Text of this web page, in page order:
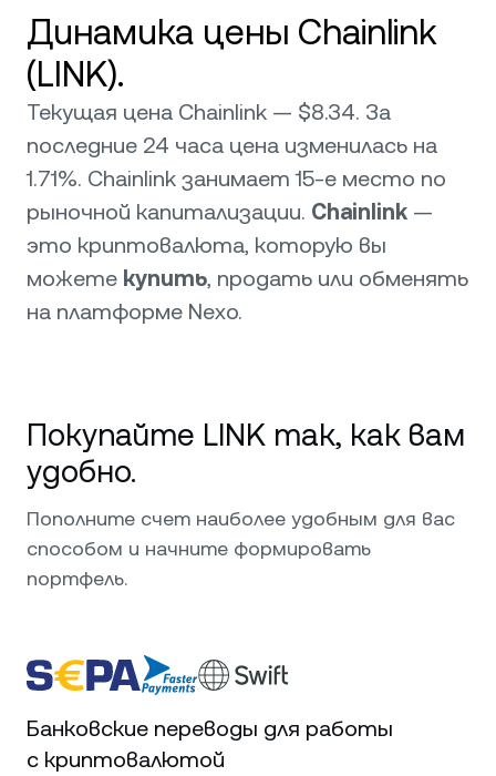
Динамика цены Chainlink
(LINK).
Текущая цена Chainlink — $8.34. За
последние 24 часа цена изменилась на
1.71%. Chainlink занимает 15-е место по
рыночной капитализации. Chainlink —
это криптовалюта, которую вы
можете купить, продать или обменять
на платформе Nexo.
Покупайте LINK так, как вам
удобно.
Пополните счет наиболее удобным для вас
способом и начните формировать
портфель.
Банковские переводы для работы
с криптовалютой